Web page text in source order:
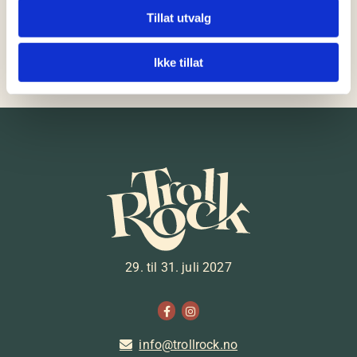
Tillat utvalg
Ikke tillat
Eva spiller på hovedscenen fredag 25.juli
29. til 31. juli 2027
 info@trollrock.no